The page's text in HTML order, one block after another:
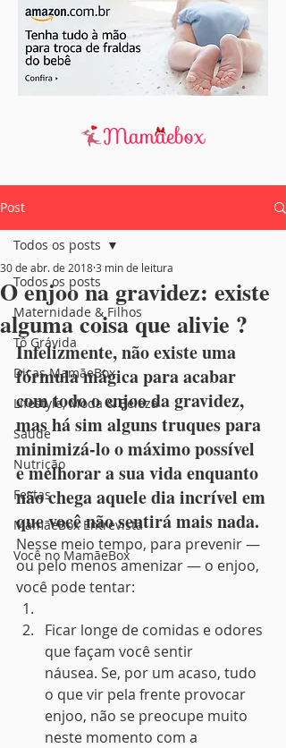
Post
Todos os posts
Maternidade & Filhos
Tô Grávida
Dicas MamãeBox
Lifestyle, Moda & Beleza
Saúde
Nutrição
Festas
MamãeBox Entrevista
Você no MamãeBox
Todos os posts
O enjoo na gravidez: existe
alguma coisa que alivie ?
30 de abr. de 20183 min de leitura
Infelizmente, não existe uma
fórmula mágica para acabar
com todo o enjoo da gravidez,
mas há sim alguns truques para
minimizá-lo o máximo possível
e melhorar a sua vida enquanto
não chega aquele dia incrível em
que você não sentirá mais nada.
Nesse meio tempo, para prevenir —
ou pelo menos amenizar — o enjoo,
você pode tentar:
Ficar longe de comidas e odores
que façam você sentir
náusea. Se, por um acaso, tudo
o que vir pela frente provocar
enjoo, não se preocupe muito
neste momento com a